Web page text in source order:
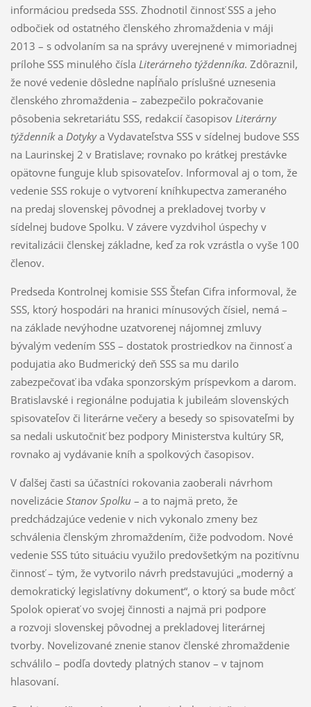
informáciou predseda SSS. Zhodnotil činnosť SSS a jeho
odbočiek od ostatného členského zhromaždenia v máji
2013 – s odvolaním sa na správy uverejnené v mimoriadnej
prílohe SSS minulého čísla Literárneho týždenníka. Zdôraznil,
že nové vedenie dôsledne napĺňalo príslušné uznesenia
členského zhromaždenia – zabezpečilo pokračovanie
pôsobenia sekretariátu SSS, redakcií časopisov Literárny
týždenníka Dotykya Vydavateľstva SSS v sídelnej budove SSS
na Laurinskej 2 v Bratislave; rovnako po krátkej prestávke
opätovne funguje klub spisovateľov. Informoval aj o tom, že
vedenie SSS rokuje o vytvorení kníhkupectva zameraného
na predaj slovenskej pôvodnej a prekladovej tvorby v
sídelnej budove Spolku. V závere vyzdvihol úspechy v
revitalizácii členskej základne, keď za rok vzrástla o vyše 100
členov.
Predseda Kontrolnej komisie SSS Štefan Cifra informoval, že
SSS, ktorý hospodári na hranici mínusových čísiel, nemá –
na základe nevýhodne uzatvorenej nájomnej zmluvy
bývalým vedením SSS – dostatok prostriedkov na činnosť a
podujatia ako Budmerický deň SSS sa mu darilo
zabezpečovať iba vďaka sponzorským príspevkom a darom.
Bratislavské i regionálne podujatia k jubileám slovenských
spisovateľov či literárne večery a besedy so spisovateľmi by
sa nedali uskutočniť bez podpory Ministerstva kultúry SR,
rovnako aj vydávanie kníh a spolkových časopisov.
V ďalšej časti sa účastníci rokovania zaoberali návrhom
novelizácie Stanov Spolku – a to najmä preto, že
predchádzajúce vedenie v nich vykonalo zmeny bez
schválenia členským zhromaždením, čiže podvodom. Nové
vedenie SSS túto situáciu využilo predovšetkým na pozitívnu
činnosť – tým, že vytvorilo návrh predstavujúci „moderný a
demokratický legislatívny dokument“, o ktorý sa bude môcť
Spolok opierať vo svojej činnosti a najmä pri podpore
a rozvoji slovenskej pôvodnej a prekladovej literárnej
tvorby. Novelizované znenie stanov členské zhromaždenie
schválilo – podľa dovtedy platných stanov – v tajnom
hlasovaní.